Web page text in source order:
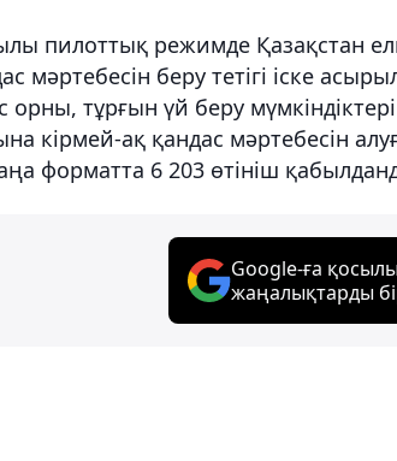
пилоттық режимде Қазақстан
мәртебесін беру тетігі іске
тұрғын үй беру
кірмей-ақ қандас мәртебесін
форматта 6 203 өтініш
Google-ға
жаңалықтарды